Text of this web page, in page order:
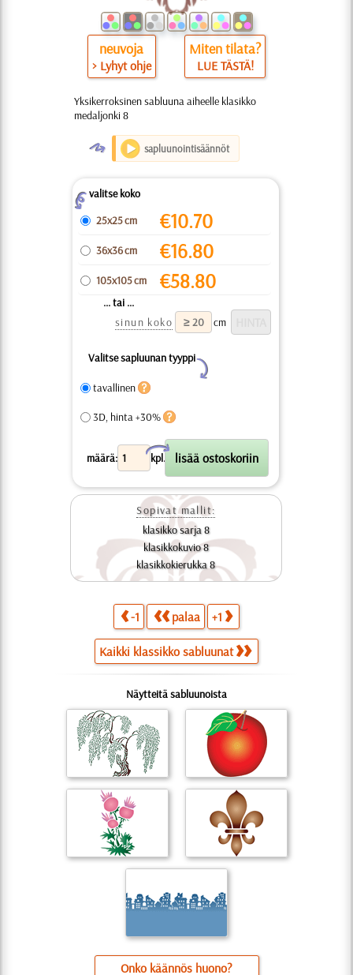
neuvoja
> Lyhyt ohje
Miten tilata?
LUE TÄSTÄ!
Yksikerroksinen sabluuna aiheelle klasikko
medaljonki 8
O sapluunointisäännöt
Zvalitse koko
25x25 cm
€10.70
36x36 cm €16.80
105x105 cm €58.80
... tai ...
sinun koko
cm
Valitse sapluunan tyyppi
Y
tavallinen
3D, hinta +30%
määrä: kpl.
X
Sopivat mallit:
klasikko sarja 8
klasikkokuvio 8
klasikkokierukka 8
-1 palaa +1
Kaikki klassikko sabluunat
Näytteitä sabluunoista
Onko käännös huono?